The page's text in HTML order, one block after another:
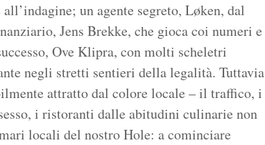
un agente segreto, Løken, dal
Jens Brekke, che gioca coi numeri e
Ove Klipra, con molti scheletri
negli stretti sentieri della legalità. Tuttavia
attratto dal colore locale – il traffico, i
i ristoranti dalle abitudini culinarie non
locali del nostro Hole: a cominciare